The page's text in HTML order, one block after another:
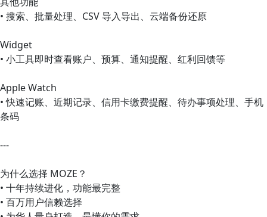
• 搜索、批量处理、CSV 导入导出、云端备份还原
Widget
• 小工具即时查看账户、预算、通知提醒、红利回馈等
Apple Watch
• 快速记账、近期记录、信用卡缴费提醒、待办事项处理、手机
条码
---
为什么选择 MOZE？
• 十年持续进化，功能最完整
• 百万用户信赖选择